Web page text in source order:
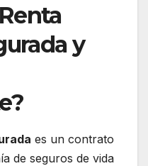
y
es un contrato
de seguros de vida